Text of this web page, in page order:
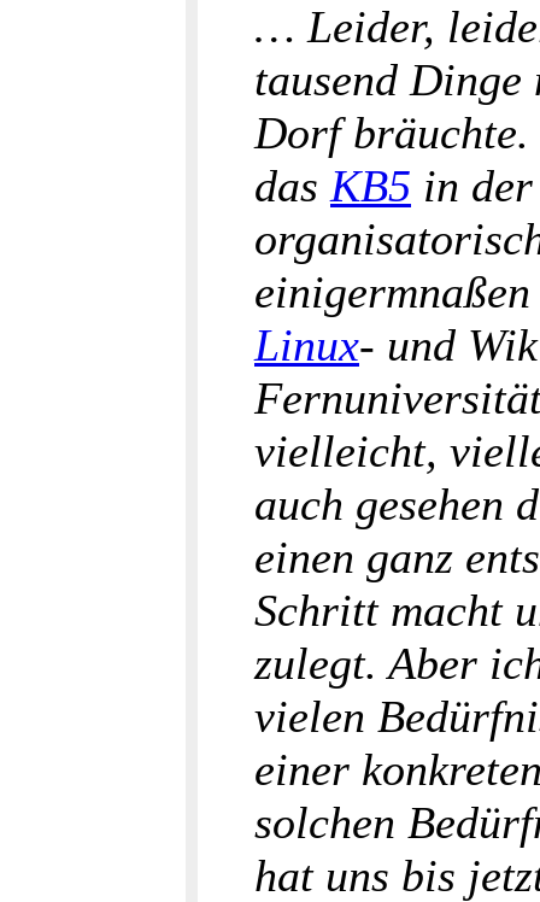
… Leider,
tausend
Dorf
das KB5 in
Linux- und
vielleicht,
auch gesehen
einen ganz
Schritt macht
zulegt. Aber
vielen
einer
solchen
hat uns bis